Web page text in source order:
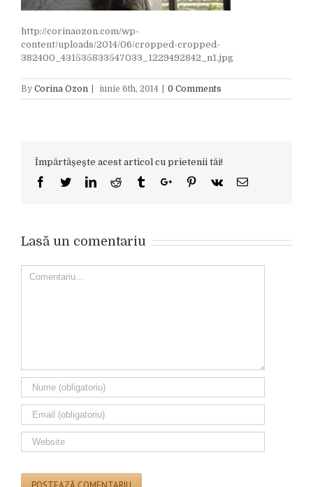
http://corinaozon.com/wp-
content/uploads/2014/06/cropped-cropped-
382400_431535833547033_1229492842_n1.jpg
By Corina Ozon iunie 6th, 2014 0 Comments
Împărtășește acest articol cu prietenii tăi!
Facebook
TwitterLinkedinReddit TumblrGoogle+Pinterest
Vk Email
Lasă un comentariu
Comment